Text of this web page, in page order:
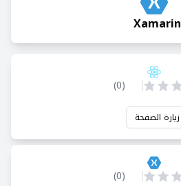
Xamarin
(
0
)
زيارة الصفحة
(
0
)